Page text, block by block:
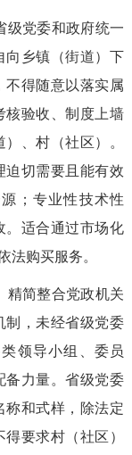
党委和政府统一
向乡镇（街道）下
不得随意以落实属
核验收、制度上墙
、村（社区）。
迫切需要且能有效
；专业性技术性
。适合通过市场化
法购买服务。
简整合党政机关
制，未经省级党委
领导小组、委员
备力量。省级党委
称和式样，除法定
要求村（社区）